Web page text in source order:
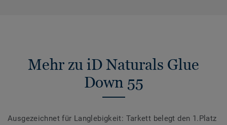
Mehr zu iD Naturals Glue
Down 55
Ausgezeichnet für Langlebigkeit: Tarkett belegt den 1.Platz